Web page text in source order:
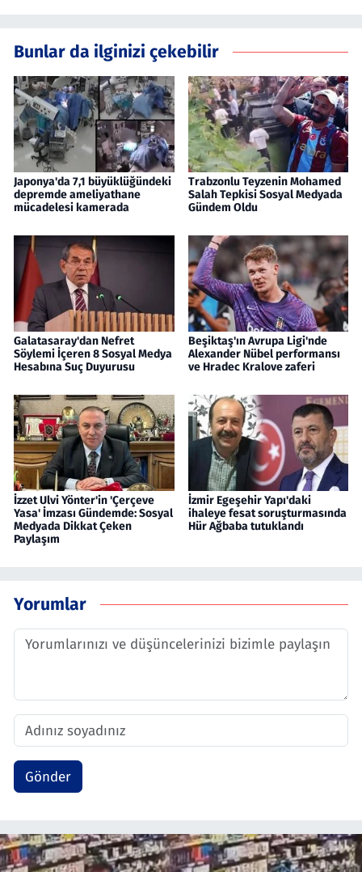
Bunlar da ilginizi çekebilir
Japonya'da 7,1 büyüklüğündeki
depremde ameliyathane
mücadelesi kamerada
Trabzonlu Teyzenin Mohamed
Salah Tepkisi Sosyal Medyada
Gündem Oldu
Galatasaray'dan Nefret
Söylemi İçeren 8 Sosyal Medya
Hesabına Suç Duyurusu
Beşiktaş'ın Avrupa Ligi'nde
Alexander Nübel performansı
ve Hradec Kralove zaferi
İzzet Ulvi Yönter'in 'Çerçeve
Yasa' İmzası Gündemde: Sosyal
Medyada Dikkat Çeken
Paylaşım
İzmir Egeşehir Yapı'daki
ihaleye fesat soruşturmasında
Hür Ağbaba tutuklandı
Yorumlar
Gönder